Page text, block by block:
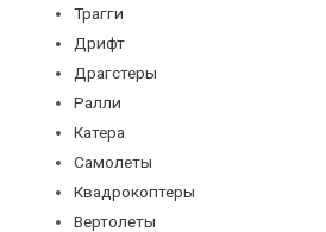
Трагги
Дрифт
Драгстеры
Ралли
Катера
Самолеты
Квадрокоптеры
Вертолеты